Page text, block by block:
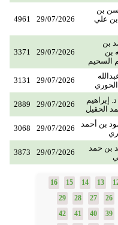
بن
علي
29/07/2026
4961
بن
بن
السحيم
29/07/2026
3371
29/07/2026
3131
إبراهيم
الحقيل
29/07/2026
2889
بن أحمد
29/07/2026
3068
بن حمد
29/07/2026
3873
13
14
15
16
26
27
28
29
39
40
41
42